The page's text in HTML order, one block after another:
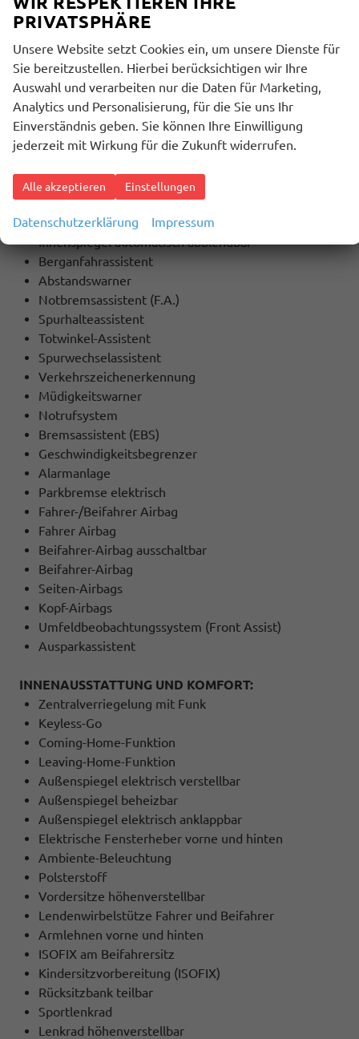
Touchscreen
SICHERHEIT:
ABS
ESP
Stabilitätskontrolle
ASC (Traktionskontrolle)
ASR (Antriebsschlupfregelung)
Start-/Stopp-Automatik
Lichtsensor
Regensensor
Innenspiegel automatisch abblendbar
Berganfahrassistent
Abstandswarner
Notbremsassistent (F.A.)
Spurhalteassistent
Totwinkel-Assistent
Spurwechselassistent
Verkehrszeichenerkennung
Müdigkeitswarner
Notrufsystem
Bremsassistent (EBS)
Geschwindigkeitsbegrenzer
Alarmanlage
Parkbremse elektrisch
Fahrer-/Beifahrer Airbag
Fahrer Airbag
Beifahrer-Airbag ausschaltbar
Beifahrer-Airbag
Seiten-Airbags
Kopf-Airbags
Umfeldbeobachtungssystem (Front Assist)
Ausparkassistent
INNENAUSSTATTUNG UND KOMFORT:
Zentralverriegelung mit Funk
Keyless-Go
Coming-Home-Funktion
Leaving-Home-Funktion
Außenspiegel elektrisch verstellbar
Außenspiegel beheizbar
Außenspiegel elektrisch anklappbar
Elektrische Fensterheber vorne und hinten
Ambiente-Beleuchtung
Polsterstoff
Vordersitze höhenverstellbar
Lendenwirbelstütze Fahrer und Beifahrer
Armlehnen vorne und hinten
ISOFIX am Beifahrersitz
Kindersitzvorbereitung (ISOFIX)
Rücksitzbank teilbar
Sportlenkrad
Lenkrad höhenverstellbar
PRIVATSPHÄRE
Unsere Website setzt Cookies ein, um unsere Dienste für
Sie bereitzustellen. Hierbei berücksichtigen wir Ihre
Auswahl und verarbeiten nur die Daten für Marketing,
Analytics und Personalisierung, für die Sie uns Ihr
Einverständnis geben. Sie können Ihre Einwilligung
jederzeit mit Wirkung für die Zukunft widerrufen.
Alle akzeptieren Einstellungen
Datenschutzerklärung Impressum